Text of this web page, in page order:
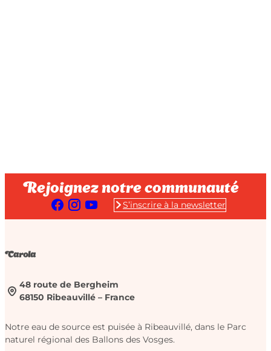
Rejoignez notre communauté
S’inscrire à la newsletter
Carola
48 route de Bergheim
68150 Ribeauvillé – France
Notre eau de source est puisée à Ribeauvillé, dans le Parc
naturel régional des Ballons des Vosges.